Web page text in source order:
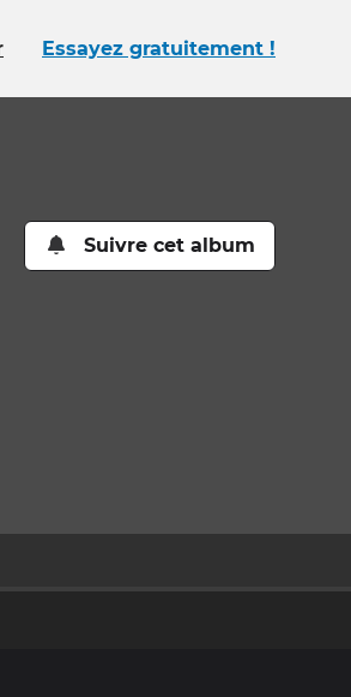
Essayez gratuitement !
Suivre cet album